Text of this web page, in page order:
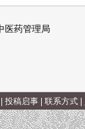
医药管理局
投稿启事| 联系方式|